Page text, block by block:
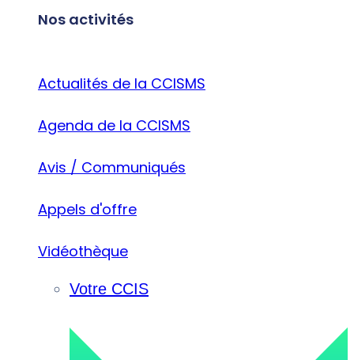
Nos activités
Actualités de la CCISMS
Agenda de la CCISMS
Avis / Communiqués
Appels d'offre
Vidéothèque
Votre CCIS